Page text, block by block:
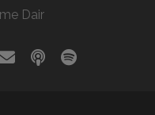
Dair
epostapodcastspotify